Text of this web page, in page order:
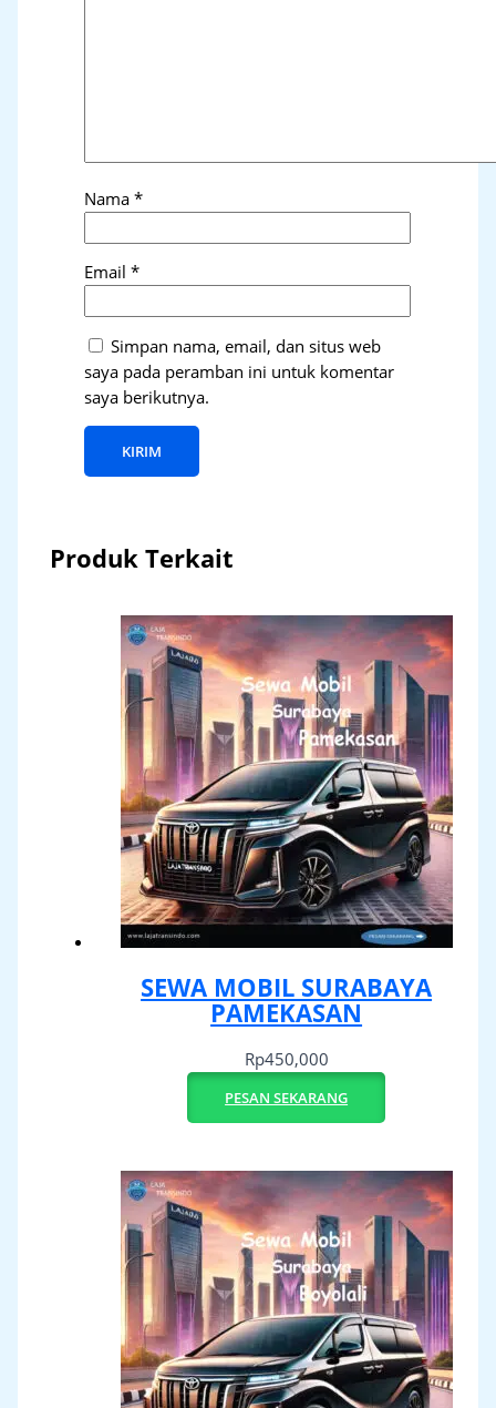
Nama*
Email*
Simpan nama, email, dan situs web
saya pada peramban ini untuk komentar
saya berikutnya.
Produk Terkait
SEWA MOBIL SURABAYA
PAMEKASAN
Rp450,000
PESAN SEKARANG